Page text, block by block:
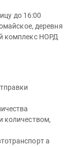
до 16:00
деревня
комплекс НОРД
количеством,
а